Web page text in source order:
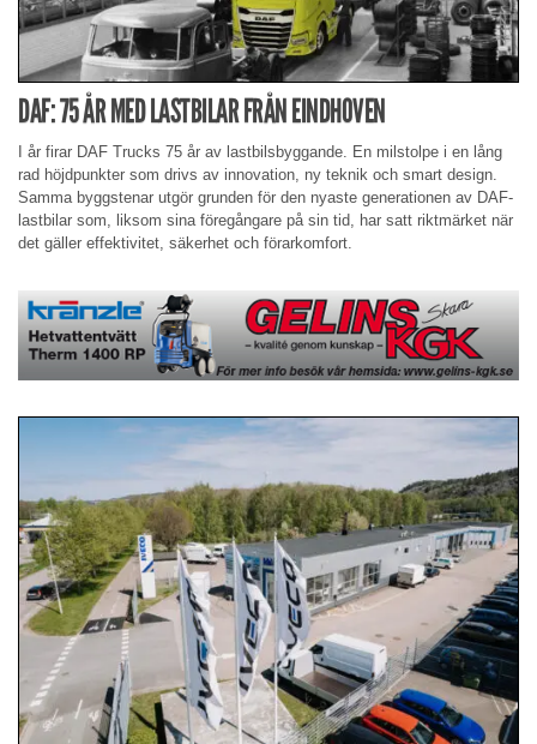
DAF: 75 ÅR MED LASTBILAR FRÅN EINDHOVEN
I år firar DAF Trucks 75 år av lastbilsbyggande. En milstolpe i en lång
rad höjdpunkter som drivs av innovation, ny teknik och smart design.
Samma byggstenar utgör grunden för den nyaste generationen av DAF-
lastbilar som, liksom sina föregångare på sin tid, har satt riktmärket när
det gäller effektivitet, säkerhet och förarkomfort.